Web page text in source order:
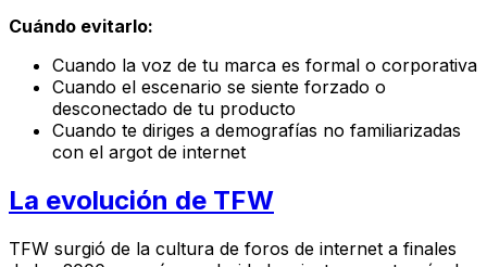
Cuándo evitarlo:
Cuando la voz de tu marca es formal o corporativa
Cuando el escenario se siente forzado o
desconectado de tu producto
Cuando te diriges a demografías no familiarizadas
con el argot de internet
La evolución de TFW
TFW surgió de la cultura de foros de internet a finales